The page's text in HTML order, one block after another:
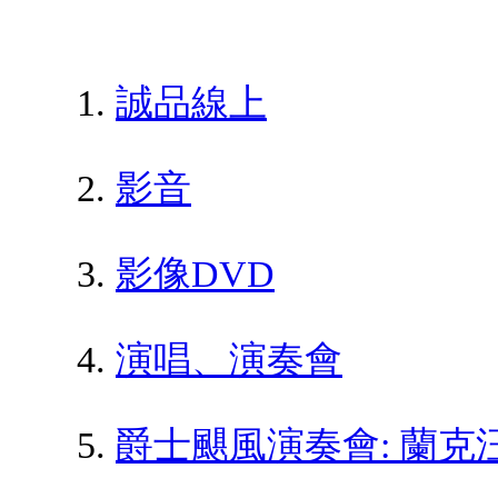
誠品線上
影音
影像DVD
演唱、演奏會
爵士颶風演奏會: 蘭克